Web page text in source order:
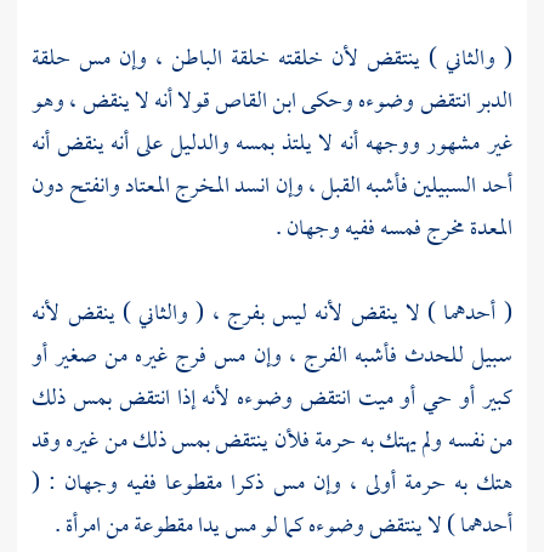
( والثاني ) ينتقض لأن خلقته خلقة الباطن ، وإن مس حلقة
الدبر انتقض وضوءه وحكىابن القاصقولا أنه لا ينقض ، وهو
غير مشهور ووجهه أنه لا يلتذ بمسه والدليل على أنه ينقض أنه
أحد السبيلين فأشبه القبل ، وإن انسد المخرج المعتاد وانفتح دون
المعدة مخرج فمسه ففيه وجهان .
( أحدهما ) لا ينقض لأنه ليس بفرج ، ( والثاني ) ينقض لأنه
سبيل للحدث فأشبه الفرج ، وإن مس فرج غيره من صغير أو
كبير أو حي أو ميت انتقض وضوءه لأنه إذا انتقض بمس ذلك
من نفسه ولم يهتك به حرمة فلأن ينتقض بمس ذلك من غيره وقد
هتك به حرمة أولى ، وإن مس ذكرا مقطوعا ففيه وجهان : (
أحدهما ) لا ينتقض وضوءه كما لو مس يدا مقطوعة من امرأة .